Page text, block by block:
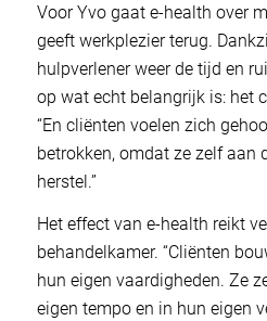
Voor Yvo gaat e-health over
geeft werkplezier terug.
hulpverlener weer de tijd en
op wat echt belangrijk is: het
“En cliënten voelen zich
betrokken, omdat ze zelf aan
herstel.”
Het effect van e-health reikt
behandelkamer. “Cliënten
hun eigen vaardigheden. Ze
eigen tempo en in hun eigen